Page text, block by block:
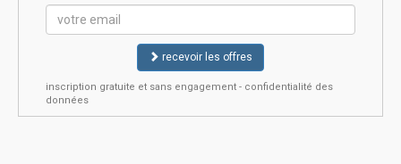
recevoir les offres
inscription gratuite et sans engagement - confidentialité des
données